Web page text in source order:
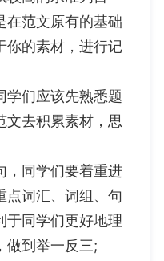
在范文原有的基础
你的素材，进行记
学们应该先熟悉题
文去积累素材，思
，同学们要着重进
点词汇、词组、句
于同学们更好地理
做到举一反三;